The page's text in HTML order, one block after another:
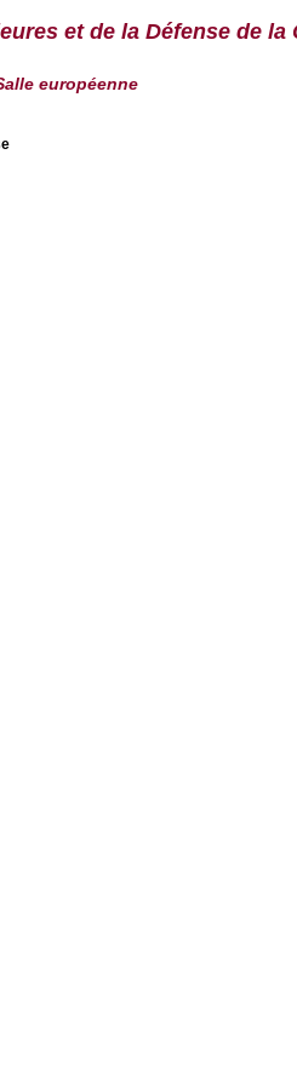
et de la Défense de la
européenne